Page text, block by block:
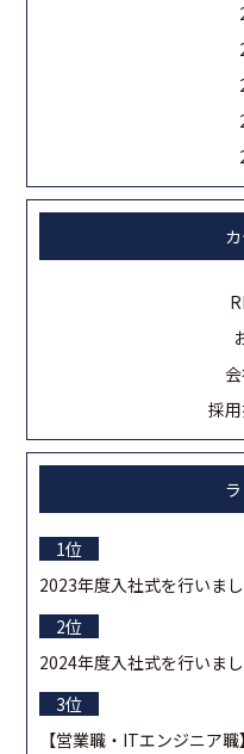
採
2023年度入社式を行いまし
2024年度入社式を行いまし
【営業職・ITエンジニア